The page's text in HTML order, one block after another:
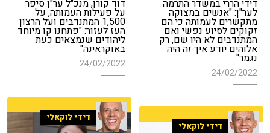
דידי הררי במשדר התרמה
לער"ן: "אנשים במצוקה
מתקשרים לעמותה כי הם
זקוקים לסיוע נפשי ואם
המתנדבים לא היו שם, רק
אלוהים יודע איך זה היה
נגמר"
24/02/2022
דוד קורן, מנכ"ל ער"ן סיפר
על פעילות העמותה, על
1,500 המתנדבים ועל הרצון
העז לעזור: "פתחנו קו מיוחד
ליהודים שנמצאים כעת
באוקראינה"
24/02/2022
דידי לוקאלי
דידי לוקאלי